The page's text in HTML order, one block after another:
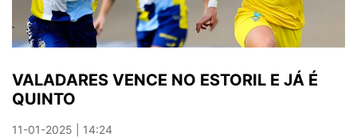
se
no
jogo
o
FC
Porto
VALADARES VENCE NO ESTORIL E JÁ É
QUINTO
11-01-2025 | 14:24